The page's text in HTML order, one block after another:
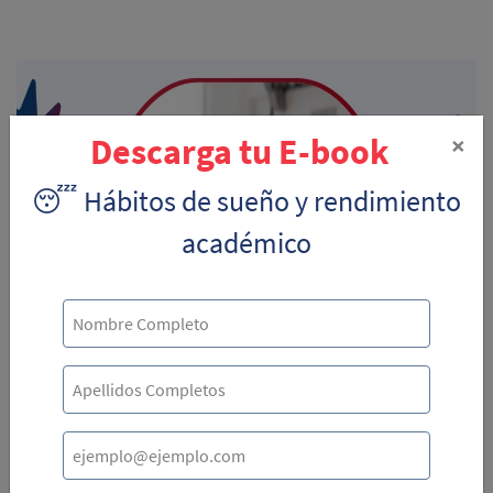
Universidad Del Istmoqueremos apoyar a los
emprendedores del país, por eso, contamos con elCentro
×
Descarga tu E-book
😴 Hábitos de sueño y rendimiento
académico